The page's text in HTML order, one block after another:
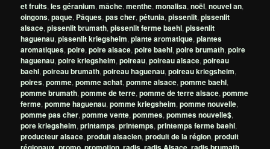
et fruits,les géranium,mâche,menthe,monalisa,noël,nouvel an,
oingons,paque, Pâques,pas cher,pétunia,pissenlit,pissenlit
alsace,pissenlit brumath,pissenlit ferme baehl,pissenlit
haguenau,pissenlit kriegsheim,plante aromatique,plantes
aromatiques,poire,poire alsace,poire baehl,poire brumath,poire
haguenau,poire kriegsheim,poireau,poireau alsace,poireau
baehl,poireau brumath,poireau haguenau,poireau kriegsheim,
poires,pomme,pomme achat,pomme alsace,pomme baehl,
pomme brumath,pomme de terre,pomme de terre alsace,pomme
ferme,pomme haguenau,pomme kriegsheim,pomme nouvelle,
pomme pas cher,pomme vente,pommes,pommes nouvelle$,
pore kriegsheim,printamps,printemps,printemps ferme baehl,
producteur alsace,produit alsacien,produit de la région,produit